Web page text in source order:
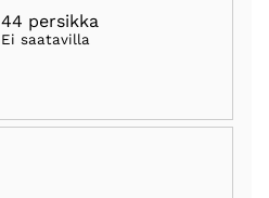
44 persikka
Ei saatavilla